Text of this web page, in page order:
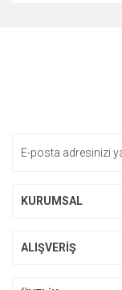
KURUMSAL
ALIŞVERİŞ